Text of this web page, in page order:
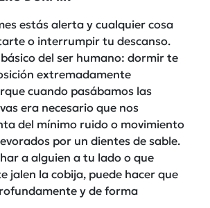
estás alerta y cualquier cosa
o interrumpir tu descanso.
del ser humano: dormir te
extremadamente
cuando pasábamos las
era necesario que nos
del mínimo ruido o movimiento
por un dientes de sable.
a alguien a tu lado o que
jalen la cobija, puede hacer que
y de forma